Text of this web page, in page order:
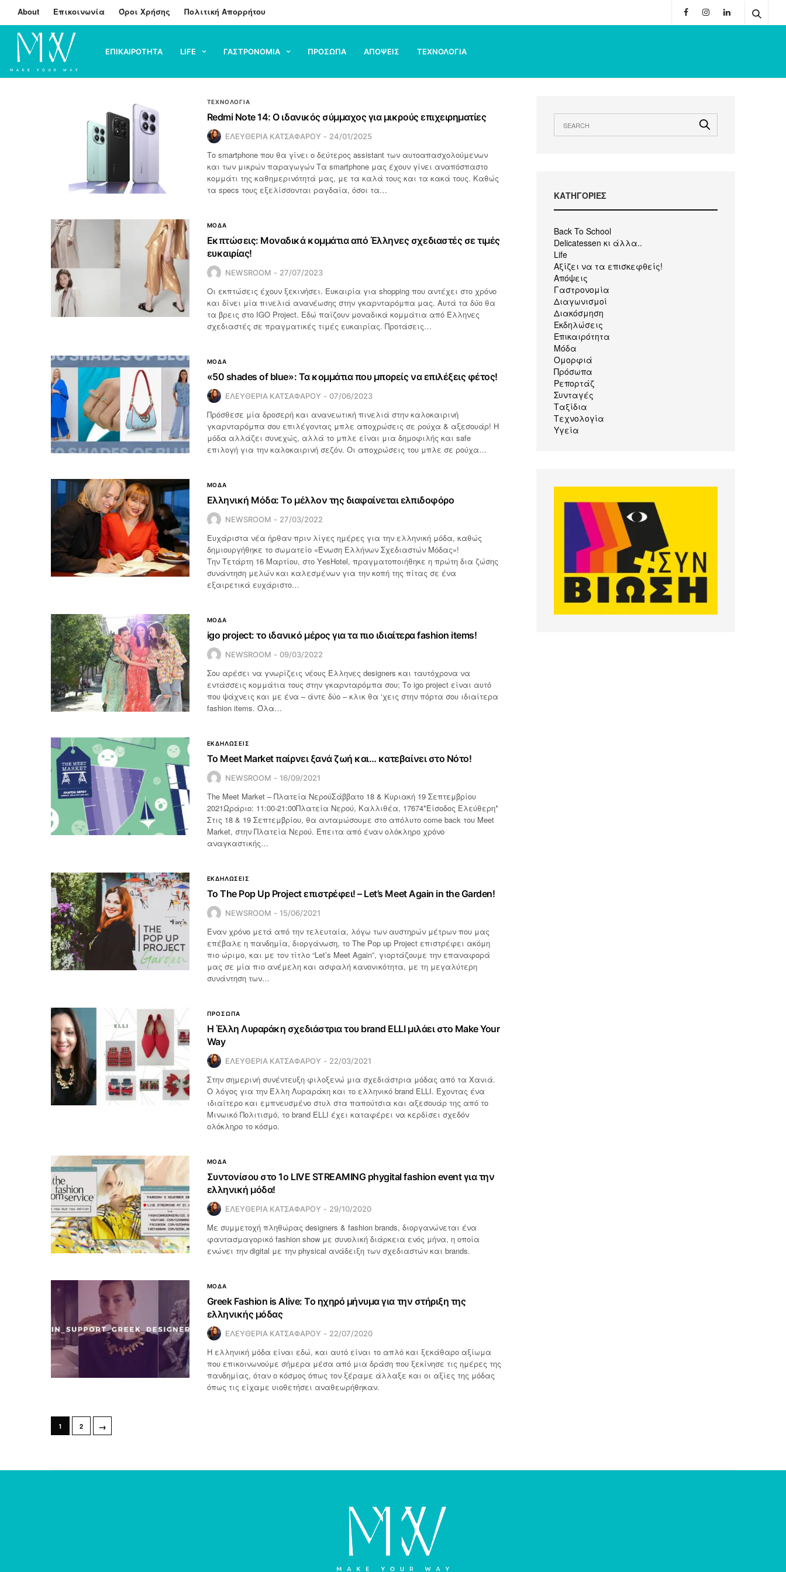
About Επικοινωνία Όροι Χρήσης Πολιτική Απορρήτου
ΕΠΙΚΑΙΡΟΤΗΤΑ LIFE ΓΑΣΤΡΟΝΟΜΙΑ ΠΡΟΣΩΠΑ ΑΠΟΨΕΙΣ ΤΕΧΝΟΛΟΓΙΑ
ΤΕΧΝΟΛΟΓΙΑ
Redmi Note 14: Ο ιδανικός σύμμαχος για μικρούς επιχειρηματίες
ΕΛΕΥΘΕΡΙΑ ΚΑΤΣΑΦΑΡΟΥ 24/01/2025
Το smartphone που θα γίνει ο δεύτερος assistant των αυτοαπασχολούμενων
και των μικρών παραγωγών Τα smartphone μας έχουν γίνει αναπόσπαστο
κομμάτι της καθημερινότητά μας, με τα καλά τους και τα κακά τους. Καθώς
τα specs τους εξελίσσονται ραγδαία, όσοι τα…
ΜΟΔΑ
Εκπτώσεις: Μοναδικά κομμάτια από Έλληνες σχεδιαστές σε τιμές
ευκαιρίας!
NEWSROOM 27/07/2023
Οι εκπτώσεις έχουν ξεκινήσει. Ευκαιρία για shopping που αντέχει στο χρόνο
και δίνει μία πινελιά ανανέωσης στην γκαρνταρόμπα μας. Αυτά τα δύο θα
τα βρεις στο IGO Project. Εδώ παίζουν μοναδικά κομμάτια από Έλληνες
σχεδιαστές σε πραγματικές τιμές ευκαιρίας. Προτάσεις…
ΜΟΔΑ
«50 shades of blue»: Τα κομμάτια που μπορείς να επιλέξεις φέτος!
ΕΛΕΥΘΕΡΙΑ ΚΑΤΣΑΦΑΡΟΥ 07/06/2023
Πρόσθεσε μία δροσερή και ανανεωτική πινελιά στην καλοκαιρινή
γκαρνταρόμπα σου επιλέγοντας μπλε αποχρώσεις σε ρούχα & αξεσουάρ! Η
μόδα αλλάζει συνεχώς, αλλά το μπλε είναι μια δημοφιλής και safe
επιλογή για την καλοκαιρινή σεζόν. Οι αποχρώσεις του μπλε σε ρούχα…
ΜΟΔΑ
Ελληνική Μόδα: Το μέλλον της διαφαίνεται ελπιδοφόρο
NEWSROOM 27/03/2022
Ευχάριστα νέα ήρθαν πριν λίγες ημέρες για την ελληνική μόδα, καθώς
δημιουργήθηκε το σωματείο «Ένωση Ελλήνων Σχεδιαστών Μόδας»!
Την Τετάρτη 16 Μαρτίου, στο ΥesHotel, πραγματοποιήθηκε η πρώτη δια ζώσης
συνάντηση μελών και καλεσμένων για την κοπή της πίτας σε ένα
εξαιρετικά ευχάριστο…
ΜΟΔΑ
igo project: το ιδανικό μέρος για τα πιο ιδιαίτερα fashion items!
NEWSROOM 09/03/2022
Σου αρέσει να γνωρίζεις νέους Έλληνες designers και ταυτόχρονα να
εντάσσεις κομμάτια τους στην γκαρνταρόμπα σου; Το igo project είναι αυτό
που ψάχνεις και με ένα – άντε δύο – κλικ θα ‘χεις στην πόρτα σου ιδιαίτερα
fashion items. Όλα…
ΕΚΔΗΛΩΣΕΙΣ
Το Meet Market παίρνει ξανά ζωή και… κατεβαίνει στο Νότο!
NEWSROOM 16/09/2021
The Meet Market – Πλατεία ΝερούΣάββατο 18 & Κυριακή 19 Σεπτεμβρίου
2021Ωράριο: 11:00-21:00Πλατεία Νερού, Καλλιθέα, 17674*Eίσοδος Ελεύθερη*
Στις 18 & 19 Σεπτεμβρίου, θα ανταμώσουμε στο απόλυτο come back του Meet
Market, στην Πλατεία Νερού. Έπειτα από έναν ολόκληρο χρόνο
αναγκαστικής…
ΕΚΔΗΛΩΣΕΙΣ
Το The Pop Up Project επιστρέφει! – Let’s Meet Again in the Garden!
NEWSROOM 15/06/2021
Έναν χρόνο μετά από την τελευταία, λόγω των αυστηρών μέτρων που μας
επέβαλε η πανδημία, διοργάνωση, το The Pop up Project επιστρέφει ακόμη
πιο ώριμο, και με τον τίτλο “Let’s Meet Again”, γιορτάζουμε την επαναφορά
μας σε μία πιο ανέμελη και ασφαλή κανονικότητα, με τη μεγαλύτερη
συνάντηση των…
ΠΡΟΣΩΠΑ
Η Έλλη Λυραράκη σχεδιάστρια του brand ELLI μιλάει στο Make Your
Way
ΕΛΕΥΘΕΡΙΑ ΚΑΤΣΑΦΑΡΟΥ 22/03/2021
Στην σημερινή συνέντευξη φιλοξενώ μια σχεδιάστρια μόδας από τα Χανιά.
Ο λόγος για την Έλλη Λυραράκη και το ελληνικό brand ELLI. Έχοντας ένα
ιδιαίτερο και εμπνευσμένο στυλ στα παπούτσια και αξεσουάρ της από το
Μινωικό Πολιτισμό, το brand ELLI έχει καταφέρει να κερδίσει σχεδόν
ολόκληρο το κόσμο.
ΜΟΔΑ
Συντονίσου στο 1ο LIVE STREAMING phygital fashion event για την
ελληνική μόδα!
ΕΛΕΥΘΕΡΙΑ ΚΑΤΣΑΦΑΡΟΥ 29/10/2020
Με συμμετοχή πληθώρας designers & fashion brands, διοργανώνεται ένα
φαντασμαγορικό fashion show με συνολική διάρκεια ενός μήνα, η οποία
ενώνει την digital με την physical ανάδειξη των σχεδιαστών και brands.
ΜΟΔΑ
Greek Fashion is Alive: Το ηχηρό μήνυμα για την στήριξη της
ελληνικής μόδας
ΕΛΕΥΘΕΡΙΑ ΚΑΤΣΑΦΑΡΟΥ 22/07/2020
Η ελληνική μόδα είναι εδώ, και αυτό είναι το απλό και ξεκάθαρο αξίωμα
που επικοινωνούμε σήμερα μέσα από μια δράση που ξεκίνησε τις ημέρες της
πανδημίας, όταν ο κόσμος όπως τον ξέραμε άλλαξε και οι αξίες της μόδας
όπως τις είχαμε υιοθετήσει αναθεωρήθηκαν.
1 2 →
KΑΤΗΓΟΡΙΕΣ
Back To School
Delicatessen κι άλλα..
Life
Αξίζει να τα επισκεφθείς!
Απόψεις
Γαστρονομία
Διαγωνισμοί
Διακόσμηση
Εκδηλώσεις
Επικαιρότητα
Μόδα
Ομορφιά
Πρόσωπα
Ρεπορτάζ
Συνταγές
Ταξίδια
Τεχνολογία
Υγεία